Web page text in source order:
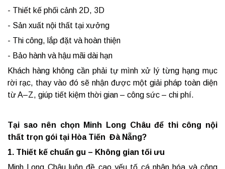
- Thiết kế phối cảnh 2D, 3D
- Sản xuất nội thất tại xưởng
- Thi công, lắp đặt và hoàn thiện
- Bảo hành và hậu mãi dài hạn
Khách hàng không cần phải tự mình xử lý từng hạng mục
rời rạc, thay vào đó sẽ nhận được một giải pháp toàn diện
từ A–Z, giúp tiết kiệm thời gian – công sức – chi phí.
Tại sao nên chọn Minh Long Châu để thi công nội
thất trọn gói tại Hòa Tiến Đà Nẵng?
1. Thiết kế chuẩn gu – Không gian tối ưu
Minh Long Châu luôn đề cao yếu tố cá nhân hóa và công